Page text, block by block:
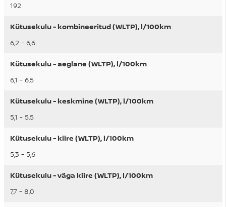
192
Kütusekulu - kombineeritud (WLTP), l/100km
6,2 - 6,6
Kütusekulu - aeglane (WLTP), l/100km
6,1 - 6,5
Kütusekulu - keskmine (WLTP), l/100km
5,1 - 5,5
Kütusekulu - kiire (WLTP), l/100km
5,3 - 5,6
Kütusekulu - väga kiire (WLTP), l/100km
7,7 - 8,0